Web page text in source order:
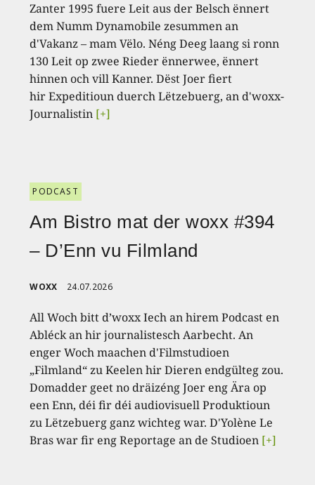
Zanter 1995 fuere Leit aus der Belsch ënnert
dem Numm Dynamobile zesummen an
d'Vakanz – mam Vëlo. Néng Deeg laang si ronn
130 Leit op zwee Rieder ënnerwee, ënnert
hinnen och vill Kanner. Dëst Joer fiert
hir Expeditioun duerch Lëtzebuerg, an d'woxx-
Journalistin [+]
PODCAST
Am Bistro mat der woxx #394
– D’Enn vu Filmland
WOXX 24.07.2026
All Woch bitt d’woxx Iech an hirem Podcast en
Abléck an hir journalistesch Aarbecht. An
enger Woch maachen d'Filmstudioen
„Filmland“ zu Keelen hir Dieren endgülteg zou.
Domadder geet no dräizéng Joer eng Ära op
een Enn, déi fir déi audiovisuell Produktioun
zu Lëtzebuerg ganz wichteg war. D'Yolène Le
Bras war fir eng Reportage an de Studioen [+]